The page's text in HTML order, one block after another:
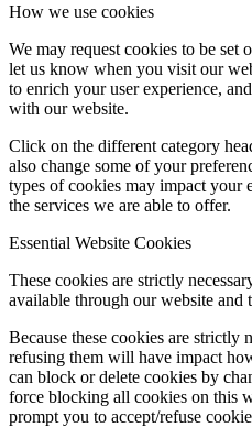
How we use cookies
We may request cookies to be set
let us know when you visit our
to enrich your user experience,
with our website.
Click on the different category
also change some of your
types of cookies may impact your
the services we are able to offer.
Essential Website Cookies
These cookies are strictly
available through our website and
Because these cookies are strictly
refusing them will have impact
can block or delete cookies by
force blocking all cookies on this
prompt you to accept/refuse